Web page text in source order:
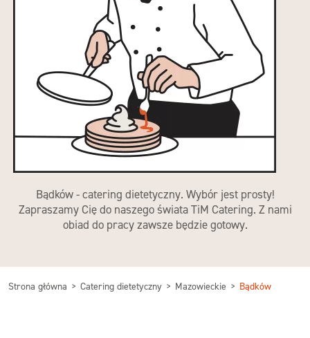
Bądków - catering dietetyczny. Wybór jest prosty!
Zapraszamy Cię do naszego świata TiM Catering. Z nami
obiad do pracy zawsze będzie gotowy.
Strona główna Catering dietetyczny Mazowieckie Bądków